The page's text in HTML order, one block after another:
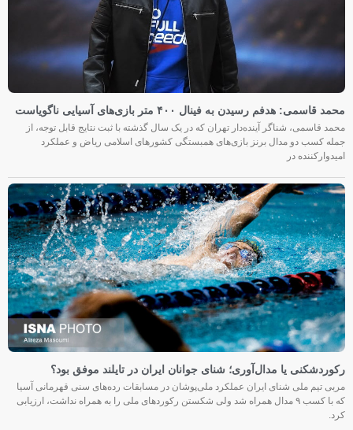
محمد قاسمی: هدفم رسیدن به فینال ۴۰۰ متر بازی‌های آسیایی ناگویاست
محمد قاسمی، شناگر آینده‌دار تهران که در یک سال گذشته با ثبت نتایج قابل توجه، از
جمله کسب دو مدال برنز بازی‌های همبستگی کشورهای اسلامی ریاض و عملکرد
امیدوارکننده در
رکوردشکنی یا مدال‌آوری؛ شنای جوانان ایران در تایلند موفق بود؟
مربی تیم ملی شنای ایران عملکرد ملی‌پوشان در مسابقات رده‌های سنی قهرمانی آسیا
که با کسب ۹ مدال همراه شد ولی شکستن رکوردهای ملی را به همراه نداشت، ارزیابی
کرد.